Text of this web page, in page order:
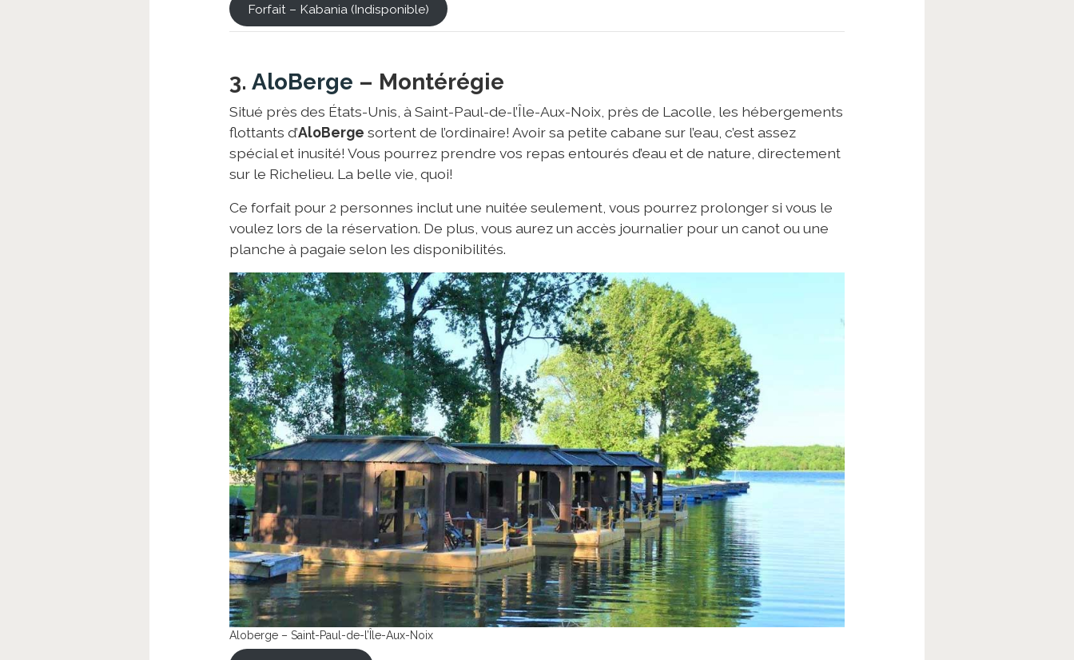
Forfait – Kabania (Indisponible)
3. AloBerge – Montérégie
Situé près des États-Unis, à Saint-Paul-de-l’Île-Aux-Noix, près de Lacolle, les hébergements
flottants d’AloBerge sortent de l’ordinaire! Avoir sa petite cabane sur l’eau, c’est assez
spécial et inusité! Vous pourrez prendre vos repas entourés d’eau et de nature, directement
sur le Richelieu. La belle vie, quoi!
Ce forfait pour 2 personnes inclut une nuitée seulement, vous pourrez prolonger si vous le
voulez lors de la réservation. De plus, vous aurez un accès journalier pour un canot ou une
planche à pagaie selon les disponibilités.
Aloberge – Saint-Paul-de-l’Île-Aux-Noix